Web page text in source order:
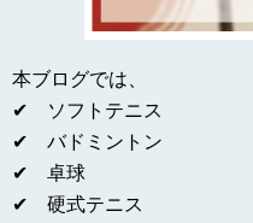
本ブログでは、
✔ ソフトテニス
✔ バドミントン
✔ 卓球
✔ 硬式テニス